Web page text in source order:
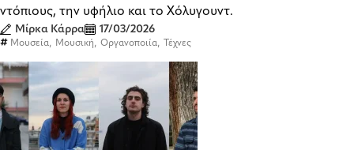
ντόπιους, την υφήλιο και το Χόλυγουντ.
Μίρκα Κάρρα 17/03/2026
Μουσεία, Μουσική, Οργανοποιία, Τέχνες